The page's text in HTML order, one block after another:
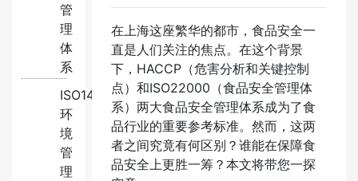
管
理
体
系
ISO14001:2015
环
境
管
理
在上海这座繁华的都市，食品安全一
直是人们关注的焦点。在这个背景
下，HACCP（危害分析和关键控制
点）和ISO22000（食品安全管理体
系）两大食品安全管理体系成为了食
品行业的重要参考标准。然而，这两
者之间究竟有何区别？谁能在保障食
品安全上更胜一筹？本文将带您一探